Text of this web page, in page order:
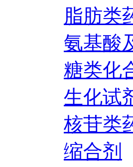
脂肪类
氨基酸
糖类化
生化试
核苷类
缩合剂